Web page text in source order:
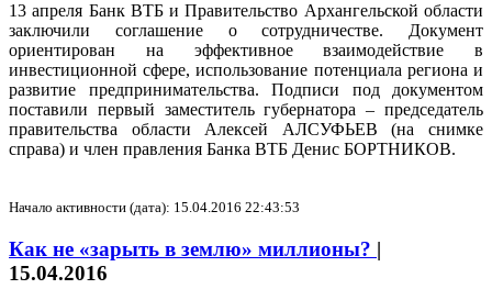
13 апреля Банк ВТБ и Правительство Архангельской области
заключили соглашение о сотрудничестве. Документ
ориентирован на эффективное взаимодействие в
инвестиционной сфере, использование потенциала региона и
развитие предпринимательства. Подписи под документом
поставили первый заместитель губернатора – председатель
правительства области Алексей АЛСУФЬЕВ (на снимке
справа) и член правления Банка ВТБ Денис БОРТНИКОВ.
Начало активности (дата): 15.04.2016 22:43:53
Как не «зарыть в землю» миллионы? |
15.04.2016